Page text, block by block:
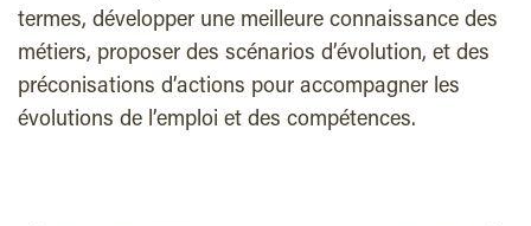
termes, développer une meilleure connaissance des
métiers, proposer des scénarios d’évolution, et des
préconisations d’actions pour accompagner les
évolutions de l’emploi et des compétences.